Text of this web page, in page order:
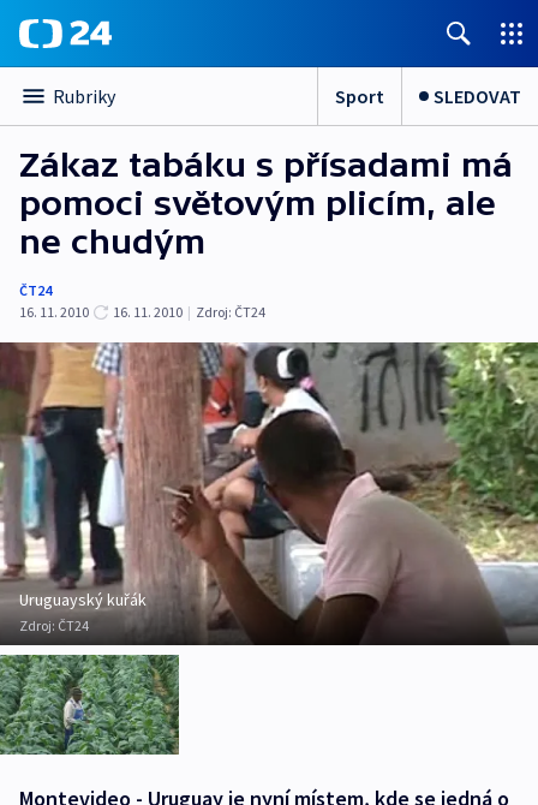
Rubriky Sport SLEDOVAT
Zákaz tabáku s přísadami má
pomoci světovým plicím, ale
ne chudým
ČT24
16. 11. 2010
16. 11. 2010 | Zdroj: ČT24
Uruguayský kuřák
Zdroj: ČT24
Montevideo - Uruguay je nyní místem, kde se jedná o